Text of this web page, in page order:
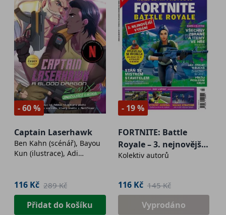
- 60 %
Captain Laserhawk
Ben Kahn (scénář), Bayou
Kun (ilustrace), Adi
116 Kč 289 Kč
Přidat do košíku
- 19 %
FORTNITE: Battle
Royale – 3. nejnovější
vydání
Kolektiv autorů
116 Kč 145 Kč
Vyprodáno